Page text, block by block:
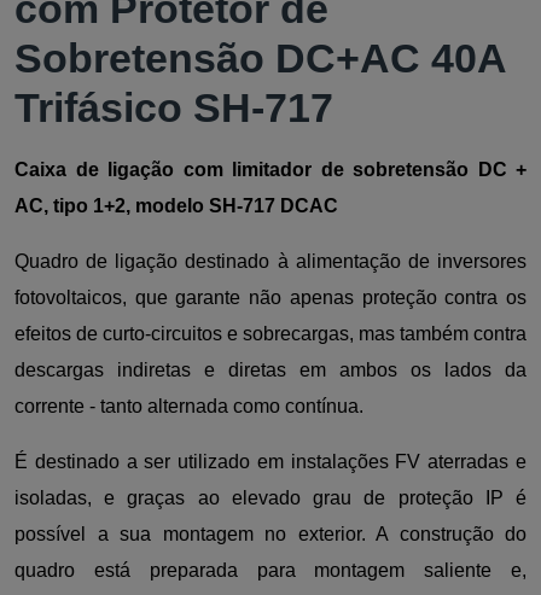
Sobretensão DC+AC 40A
Trifásico SH-717
Caixa de ligação com limitador de sobretensão DC +
AC, tipo 1+2, modelo SH-717 DCAC
Quadro de ligação destinado à alimentação de inversores
fotovoltaicos, que garante não apenas proteção contra os
efeitos de curto-circuitos e sobrecargas, mas também contra
descargas indiretas e diretas em ambos os lados da
corrente - tanto alternada como contínua.
É destinado a ser utilizado em instalações FV aterradas e
isoladas, e graças ao elevado grau de proteção IP é
possível a sua montagem no exterior. A construção do
quadro está preparada para montagem saliente e,